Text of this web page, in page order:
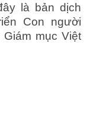
là bản dịch
Con người
mục Việt